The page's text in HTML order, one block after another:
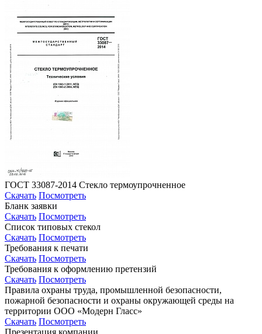
ГОСТ 33087-2014 Стекло термоупрочненное
Скачать Посмотреть
Бланк заявки
Скачать Посмотреть
Список типовых стекол
Скачать Посмотреть
Требования к печати
Скачать Посмотреть
Требования к оформлению претензий
Скачать Посмотреть
Правила охраны труда, промышленной безопасности,
пожарной безопасности и охраны окружающей среды на
территории ООО «Модерн Гласс»
Скачать Посмотреть
Презентация компании